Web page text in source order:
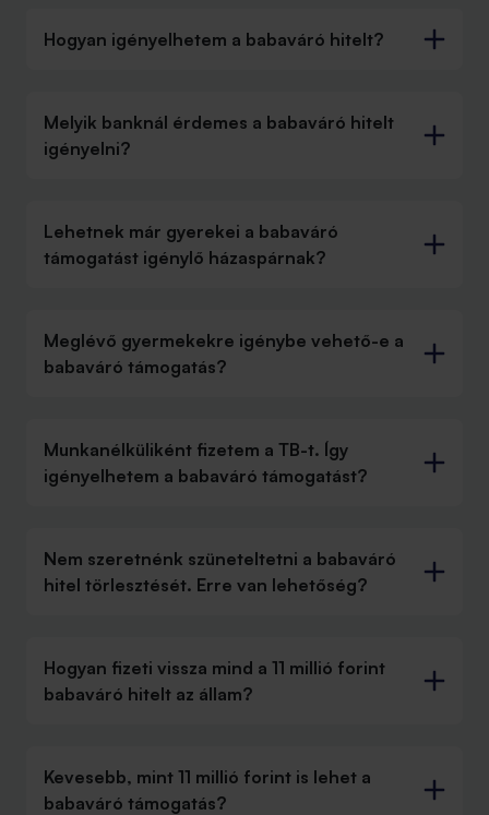
Hogyan igényelhetem a babaváró hitelt?
Melyik banknál érdemes a babaváró hitelt
igényelni?
Lehetnek már gyerekei a babaváró
támogatást igénylő házaspárnak?
Meglévő gyermekekre igénybe vehető-e a
babaváró támogatás?
Munkanélküliként fizetem a TB-t. Így
igényelhetem a babaváró támogatást?
Nem szeretnénk szüneteltetni a babaváró
hitel törlesztését. Erre van lehetőség?
Hogyan fizeti vissza mind a 11 millió forint
babaváró hitelt az állam?
Kevesebb, mint 11 millió forint is lehet a
babaváró támogatás?